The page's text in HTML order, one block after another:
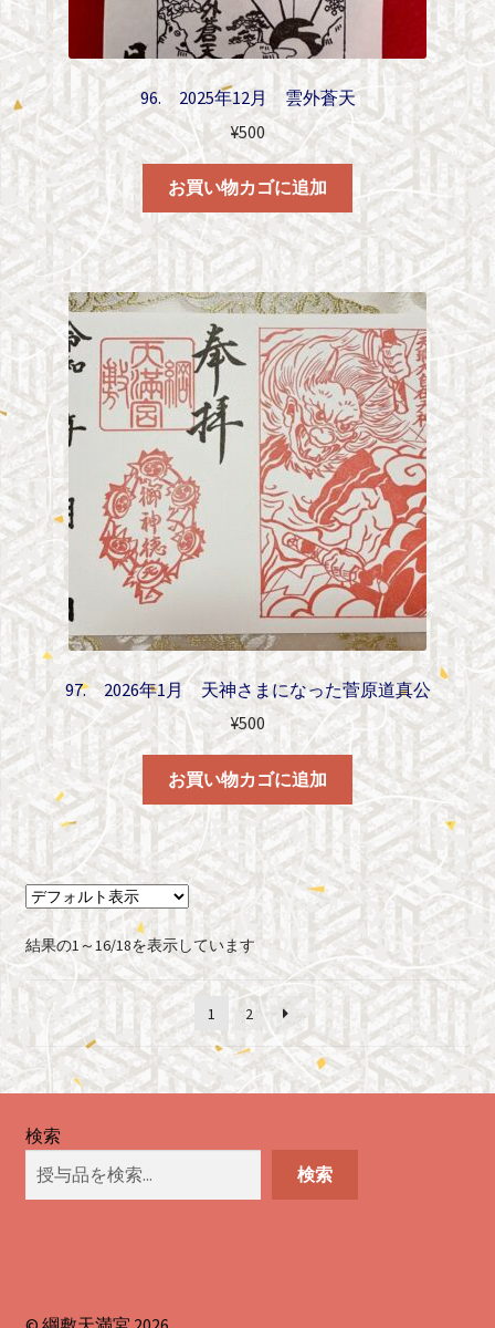
96. 2025年12月 雲外蒼天
¥500
お買い物カゴに追加
97. 2026年1月 天神さまになった菅原道真公
¥500
お買い物カゴに追加
結果の1～16/18を表示しています
1 2
検索
検索